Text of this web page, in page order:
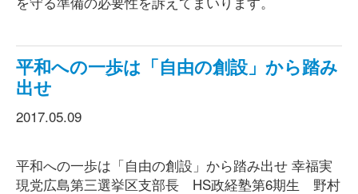
平和への一歩は「自由の創設」から踏み
出せ
2017.05.09
平和への一歩は「自由の創設」から踏み出せ 幸福実
現党広島第三選挙区支部長 HS政経塾第6期生 野村